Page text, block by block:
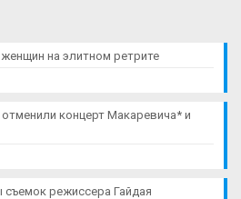
на элитном ретрите
концерт Макаревича* и
режиссера Гайдая